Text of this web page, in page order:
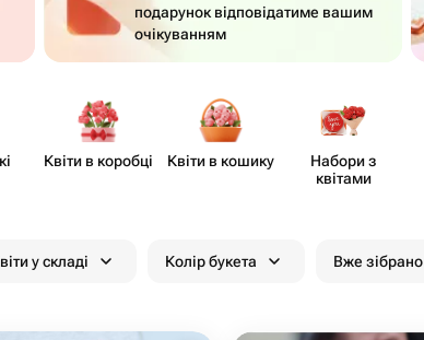
подарунок відповідатиме вашим
очікуванням
Квіти в коробці Квіти в кошику
Набори з
квітами
у складі Колір букета Вже зібрано